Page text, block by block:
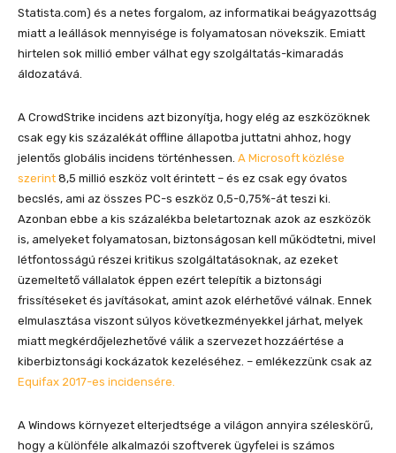
Statista.com) és a netes forgalom, az informatikai beágyazottság
miatt a leállások mennyisége is folyamatosan növekszik. Emiatt
hirtelen sok millió ember válhat egy szolgáltatás-kimaradás
áldozatává.
A CrowdStrike incidens azt bizonyítja, hogy elég az eszközöknek
csak egy kis százalékát offline állapotba juttatni ahhoz, hogy
jelentős globális incidens történhessen. A Microsoft közlése
szerint 8,5 millió eszköz volt érintett – és ez csak egy óvatos
becslés, ami az összes PC-s eszköz 0,5-0,75%-át teszi ki.
Azonban ebbe a kis százalékba beletartoznak azok az eszközök
is, amelyeket folyamatosan, biztonságosan kell működtetni, mivel
létfontosságú részei kritikus szolgáltatásoknak, az ezeket
üzemeltető vállalatok éppen ezért telepítik a biztonsági
frissítéseket és javításokat, amint azok elérhetővé válnak. Ennek
elmulasztása viszont súlyos következményekkel járhat, melyek
miatt megkérdőjelezhetővé válik a szervezet hozzáértése a
kiberbiztonsági kockázatok kezeléséhez. – emlékezzünk csak az
Equifax 2017-es incidensére.
A Windows környezet elterjedtsége a világon annyira széleskörű,
hogy a különféle alkalmazói szoftverek ügyfelei is számos